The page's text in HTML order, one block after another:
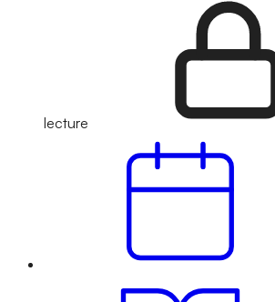
lecture